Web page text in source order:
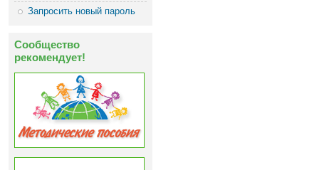
Запросить новый пароль
Сообщество
рекомендует!